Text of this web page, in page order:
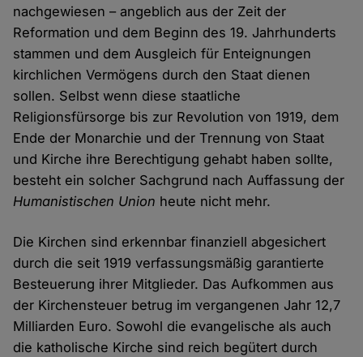
nachgewiesen – angeblich aus der Zeit der
Reformation und dem Beginn des 19. Jahrhunderts
stammen und dem Ausgleich für Enteignungen
kirchlichen Vermögens durch den Staat dienen
sollen. Selbst wenn diese staatliche
Religionsfürsorge bis zur Revolution von 1919, dem
Ende der Monarchie und der Trennung von Staat
und Kirche ihre Berechtigung gehabt haben sollte,
besteht ein solcher Sachgrund nach Auffassung der
Humanistischen Union heute nicht mehr.
Die Kirchen sind erkennbar finanziell abgesichert
durch die seit 1919 verfassungsmäßig garantierte
Besteuerung ihrer Mitglieder. Das Aufkommen aus
der Kirchensteuer betrug im vergangenen Jahr 12,7
Milliarden Euro. Sowohl die evangelische als auch
die katholische Kirche sind reich begütert durch